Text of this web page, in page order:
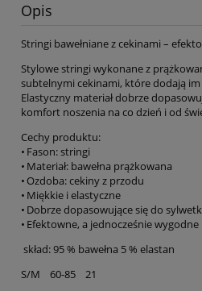
Opis
Stringi bawełniane z cekinami –
Stylowe stringi wykonane z
subtelnymi cekinami, które dodają
Elastyczny materiał dobrze
komfort noszenia na co dzień i od
Cechy produktu:
• Fason: stringi
• Materiał: bawełna prążkowana
• Ozdoba: cekiny z przodu
• Miękkie i elastyczne
• Dobrze dopasowujące się do
• Efektowne, a jednocześnie wygodne
skład: 95 % bawełna 5 % elastan
S/M 60-85 21